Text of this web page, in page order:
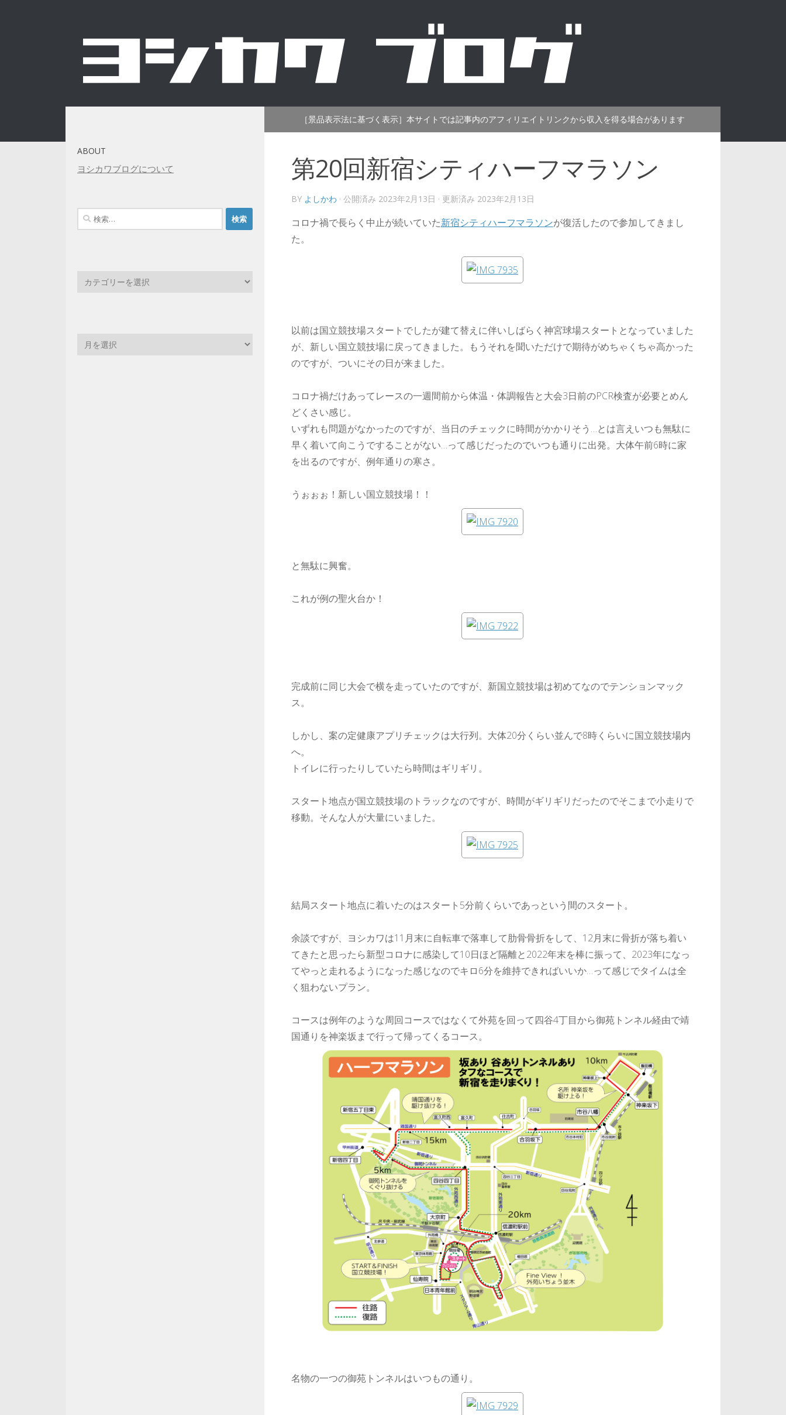
［景品表示法に基づく表示］本サイトでは記事内のアフィリエイトリンクから収入を得る場合があります
第20回新宿シティハーフマラソン
BY よしかわ · 公開済み 2023年2月13日 · 更新済み 2023年2月13日
コロナ禍で長らく中止が続いていた新宿シティハーフマラソンが復活したので参加してきまし
た。
以前は国立競技場スタートでしたが建て替えに伴いしばらく神宮球場スタートとなっていました
が、新しい国立競技場に戻ってきました。もうそれを聞いただけで期待がめちゃくちゃ高かった
のですが、ついにその日が来ました。
コロナ禍だけあってレースの一週間前から体温・体調報告と大会3日前のPCR検査が必要とめん
どくさい感じ。
いずれも問題がなかったのですが、当日のチェックに時間がかかりそう…とは言えいつも無駄に
早く着いて向こうですることがない…って感じだったのでいつも通りに出発。大体午前6時に家
を出るのですが、例年通りの寒さ。
うぉぉぉ！新しい国立競技場！！
と無駄に興奮。
これが例の聖火台か！
完成前に同じ大会で横を走っていたのですが、新国立競技場は初めてなのでテンションマック
ス。
しかし、案の定健康アプリチェックは大行列。大体20分くらい並んで8時くらいに国立競技場内
へ。
トイレに行ったりしていたら時間はギリギリ。
スタート地点が国立競技場のトラックなのですが、時間がギリギリだったのでそこまで小走りで
移動。そんな人が大量にいました。
結局スタート地点に着いたのはスタート5分前くらいであっという間のスタート。
余談ですが、ヨシカワは11月末に自転車で落車して肋骨骨折をして、12月末に骨折が落ち着い
てきたと思ったら新型コロナに感染して10日ほど隔離と2022年末を棒に振って、2023年になっ
てやっと走れるようになった感じなのでキロ6分を維持できればいいか…って感じでタイムは全
く狙わないプラン。
コースは例年のような周回コースではなくて外苑を回って四谷4丁目から御苑トンネル経由で靖
国通りを神楽坂まで行って帰ってくるコース。
名物の一つの御苑トンネルはいつもの通り。
ABOUT
ヨシカワブログについて
検
索: